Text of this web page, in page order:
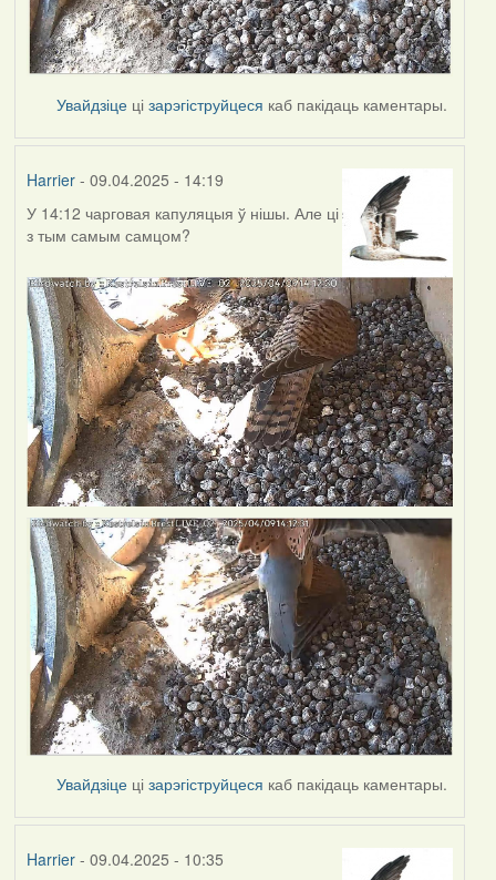
Увайдзіце цізарэгіструйцеся каб пакідаць каментары.
Harrier- 09.04.2025 - 14:19
У 14:12 чарговая капуляцыя ў нішы. Але ці
з тым самым самцом?
Увайдзіце цізарэгіструйцеся каб пакідаць каментары.
Harrier- 09.04.2025 - 10:35